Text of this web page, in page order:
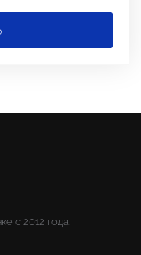
с 2012 года.